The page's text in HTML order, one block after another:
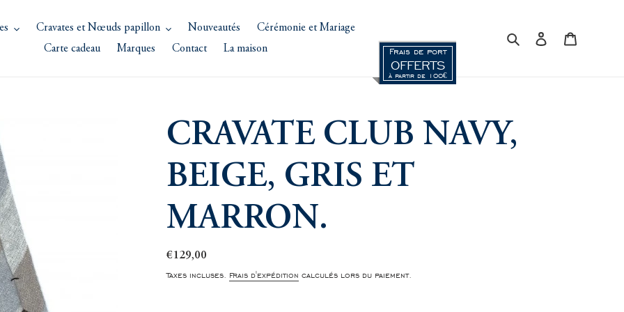
Cravates et Nœuds papillon Nouveautés
Cérémonie et Mariage
Carte cadeau
Marques Contact La maison Frais de port
OFFERTS
à partir de 100€
RechercherSe connecter
CRAVATE CLUB NAVY,
BEIGE, GRIS ET
MARRON.
Prix
normal
€129,00
Taxes incluses. Frais d'expédition calculés lors du paiement.